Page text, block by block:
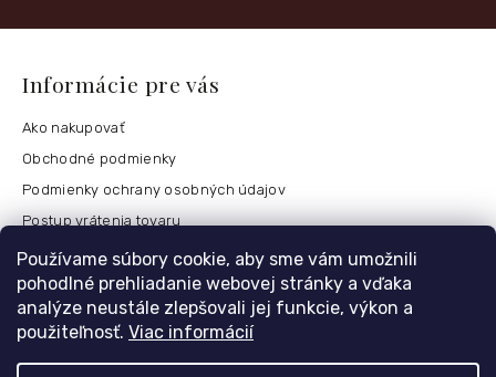
Používame súbory cookie, aby sme vám umožnili
pohodlné prehliadanie webovej stránky a vďaka
analýze neustále zlepšovali jej funkcie, výkon a
použiteľnosť. Viac informácií
Informácie pre vás
Ako nakupovať
Obchodné podmienky
Podmienky ochrany osobných údajov
Postup vrátenia tovaru
Česko
Môj účet